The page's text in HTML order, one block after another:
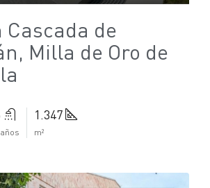
de
Milla de Oro de
1.347
m²